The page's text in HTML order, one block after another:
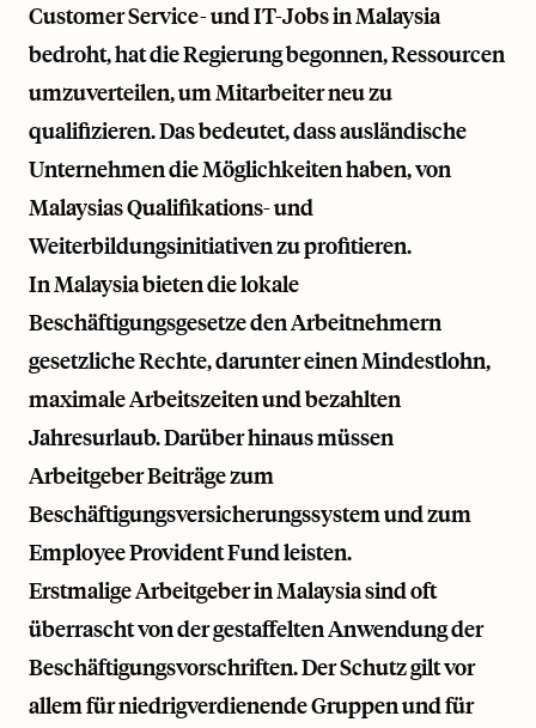
Customer Service- und IT-Jobs in Malaysia
bedroht, hat die Regierung begonnen, Ressourcen
umzuverteilen, um Mitarbeiter neu zu
qualifizieren. Das bedeutet, dass ausländische
Unternehmen die Möglichkeiten haben, von
Malaysias Qualifikations- und
Weiterbildungsinitiativen zu profitieren.
In Malaysia bieten die lokale
Beschäftigungsgesetze den Arbeitnehmern
gesetzliche Rechte, darunter einen Mindestlohn,
maximale Arbeitszeiten und bezahlten
Jahresurlaub. Darüber hinaus müssen
Arbeitgeber Beiträge zum
Beschäftigungsversicherungssystem und zum
Employee Provident Fund leisten.
Erstmalige Arbeitgeber in Malaysia sind oft
überrascht von der gestaffelten Anwendung der
Beschäftigungsvorschriften. Der Schutz gilt vor
allem für niedrigverdienende Gruppen und für